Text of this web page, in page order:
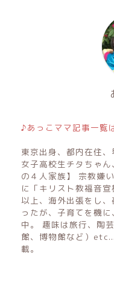
♪あっこママ記事一覧
東京出身、都内在住
女子高校生チタちゃ
の４人家族】 宗教嫌
に「キリスト教福音
以上、海外出張をし
ったが、子育てを機
中。 趣味は旅行、陶
館、博物館など）
載。